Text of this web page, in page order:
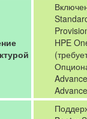
HPE